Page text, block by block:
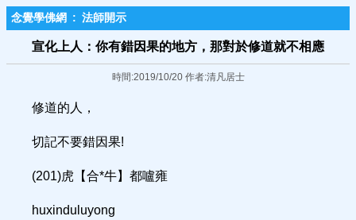
念覺學佛網 : 法師開示
宣化上人：你有錯因果的地方，那對於修道就不相應
時間:2019/10/20 作者:清凡居士
修道的人，
切記不要錯因果!
(201)虎【合*牛】都嚧雍
huxinduluyong